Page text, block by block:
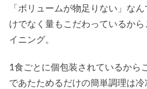
「ボリュームが物足りない」な
けでなく量もこだわっているか
イニング。
1食ごとに個包装されているから
であたためるだけの簡単調理は